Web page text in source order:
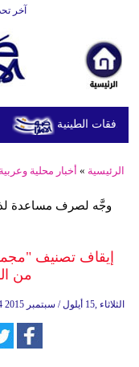
آخر تحديث
الرئيسية » أخبار محلية
وجَّه لصرف مساعدة
إيقاف تصنيف
من
21:24 2015 الثلاثاء ,15 أيلول / سبتمبر